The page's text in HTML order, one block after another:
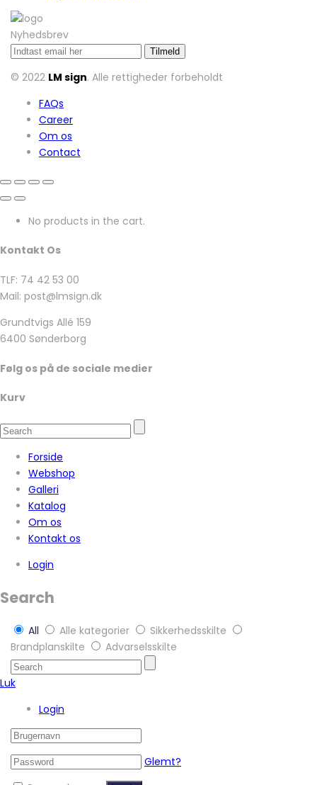
Nyhedsbrev
© 2022 LM sign. Alle rettigheder forbeholdt
FAQs
Career
Om os
Contact
No products in the cart.
Kontakt Os
TLF: 74 42 53 00
Mail: post@lmsign.dk
Grundtvigs Allé 159
6400 Sønderborg
Følg os på de sociale medier
Kurv
Forside
Webshop
Galleri
Katalog
Om os
Kontakt os
Login
Search
All Alle kategorier
Sikkerhedsskilte
Brandplanskilte
Advarselsskilte
Luk
Login
Glemt?